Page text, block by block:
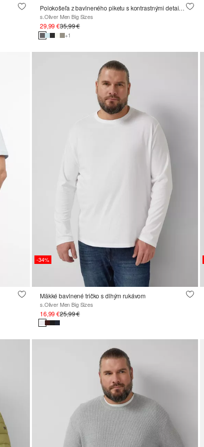
Polokošeľa z bavlneného piketu s kontrastnými detailmi
s.Oliver Men Big Sizes
29,99 €35,99 €
+1
-34%
Mäkké bavlnené tričko s dlhým rukávom
s.Oliver Men Big Sizes
16,99 €25,99 €